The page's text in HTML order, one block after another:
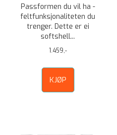
Passformen du vil ha -
feltfunksjonaliteten du
trenger. Dette er ei
softshell...
1.459,-
KJØP